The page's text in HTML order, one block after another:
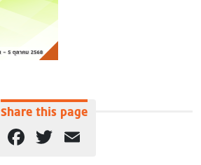
Share this page
Facebook
Twitter